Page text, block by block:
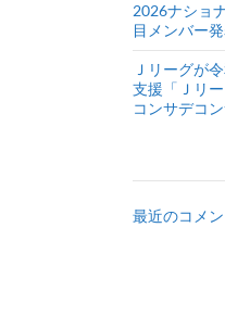
2026ナショ
目メンバー
Ｊリーグが
支援「Ｊリ
コンサデコ
最近のコメ